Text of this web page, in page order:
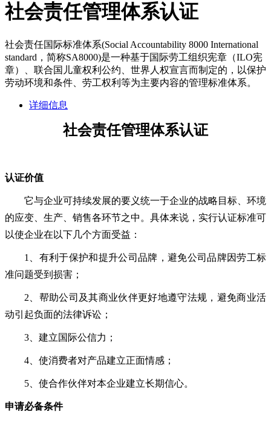
社会责任管理体系认证
社会责任国际标准体系(Social Accountability 8000 International
standard，简称SA8000)是一种基于国际劳工组织宪章（ILO宪
章）、联合国儿童权利公约、世界人权宣言而制定的，以保护
劳动环境和条件、劳工权利等为主要内容的管理标准体系。
详细信息
社会责任管理体系认证
认证价值
它与企业可持续发展的要义统一于企业的战略目标、环境
的应变、生产、销售各环节之中。具体来说，实行认证标准可
以使企业在以下几个方面受益：
1、 有利于保护和提升公司品牌，避免公司品牌因劳工标
准问题受到损害；
2、 帮助公司及其商业伙伴更好地遵守法规，避免商业活
动引起负面的法律诉讼；
3、 建立国际公信力；
4、 使消费者对产品建立正面情感；
5、 使合作伙伴对本企业建立长期信心。
申请必备条件